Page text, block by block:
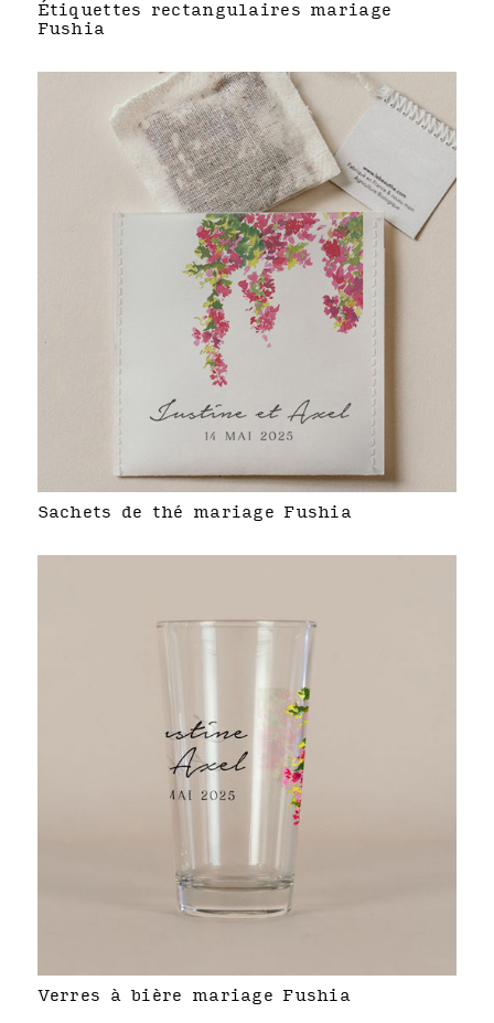
Étiquettes rectangulaires mariage
Fushia
Sachets de thé mariage Fushia
Verres à bière mariage Fushia